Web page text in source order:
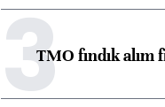
3TMO fındık alım